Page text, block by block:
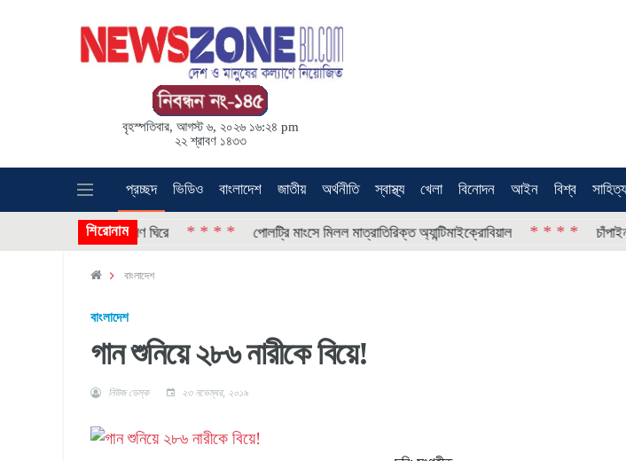
বৃহস্পতিবার, আগস্ট ৬, ২০২৬ ১৬:২৪ pm
২২ শ্রাবণ ১৪৩৩
প্রচ্ছদ ভিডিও বাংলাদেশ জাতীয় অর্থনীতি স্বাস্থ্য খেলা বিনোদন আইন বিশ্ব সাহিত্য
শিরোনাম
উৎক্ষেপণ ঘিরে * * * * পোলট্রি মাংসে মিলল মাত্রাতিরিক্ত অ্যান্টিমাইক্রোবিয়াল * * * *
বাংলাদেশ
বাংলাদেশ
গান শুনিয়ে ২৮৬ নারীকে বিয়ে!
নিউজ ডেস্ক ২৩ নভেম্বর, ২০১৯